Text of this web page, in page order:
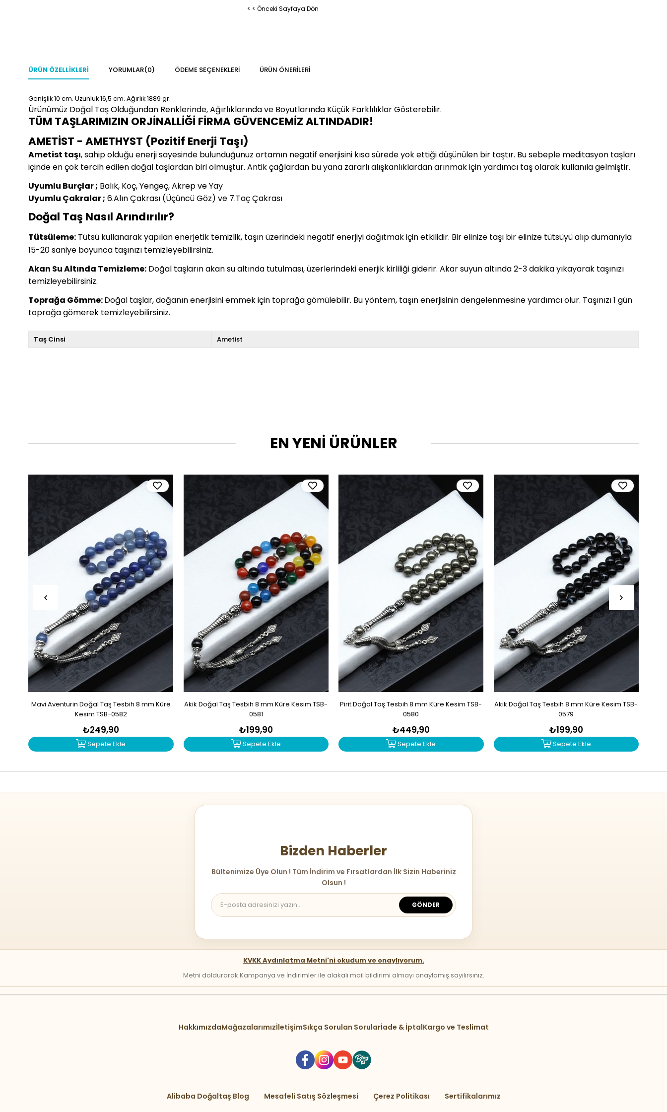
< < Önceki Sayfaya Dön
ÜRÜN ÖZELLIKLERI YORUMLAR(0) ÖDEME SEÇENEKLERI ÜRÜN ÖNERILERI
Genişlik 10 cm. Uzunluk 16,5 cm. Ağırlık 1889 gr.
Ürünümüz Doğal Taş Olduğundan Renklerinde, Ağırlıklarında ve Boyutlarında Küçük Farklılıklar Gösterebilir.
TÜM TAŞLARIMIZIN ORJİNALLİĞİ FİRMA GÜVENCEMİZ ALTINDADIR!
AMETİST - AMETHYST (Pozitif Enerji Taşı)
Ametist taşı, sahip olduğu enerji sayesinde bulunduğunuz ortamın negatif enerjisini kısa sürede yok ettiği düşünülen bir taştır. Bu sebeple meditasyon taşları
içinde en çok tercih edilen doğal taşlardan biri olmuştur. Antik çağlardan bu yana zararlı alışkanlıklardan arınmak için yardımcı taş olarak kullanıla gelmiştir.
Uyumlu Burçlar ; Balık, Koç, Yengeç, Akrep ve Yay
Uyumlu Çakralar ; 6.Alın Çakrası (Üçüncü Göz) ve 7.Taç Çakrası
Doğal Taş Nasıl Arındırılır?
Tütsüleme: Tütsü kullanarak yapılan enerjetik temizlik, taşın üzerindeki negatif enerjiyi dağıtmak için etkilidir. Bir elinize taşı bir elinize tütsüyü alıp dumanıyla
15-20 saniye boyunca taşınızı temizleyebilirsiniz.
Akan Su Altında Temizleme: Doğal taşların akan su altında tutulması, üzerlerindeki enerjik kirliliği giderir. Akar suyun altında 2-3 dakika yıkayarak taşınızı
temizleyebilirsiniz.
Toprağa Gömme:Doğal taşlar, doğanın enerjisini emmek için toprağa gömülebilir. Bu yöntem, taşın enerjisinin dengelenmesine yardımcı olur. Taşınızı 1 gün
toprağa gömerek temizleyebilirsiniz.
Taş Cinsi Ametist
EN YENİ ÜRÜNLER
Mavi Aventurin Doğal Taş Tesbih 8 mm Küre
Kesim TSB-0582
₺249,90
Sepete Ekle
Akik Doğal Taş Tesbih 8 mm Küre Kesim TSB-
0581
₺199,90
Sepete Ekle
Pirit Doğal Taş Tesbih 8 mm Küre Kesim TSB-
0580
₺449,90
Sepete Ekle
Akik Doğal Taş Tesbih 8 mm Küre Kesim TSB-
0579
₺199,90
Sepete Ekle
Bizden Haberler
Bültenimize Üye Olun ! Tüm İndirim ve Fırsatlardan İlk Sizin Haberiniz
Olsun !
GÖNDER
KVKK Aydınlatma Metni'ni okudum ve onaylıyorum.
Metni doldurarak Kampanya ve İndirimler ile alakalı mail bildirimi almayı onaylamış sayılırsınız.
HakkımızdaMağazalarımızİletişimSıkça Sorulan Sorularİade & İptalKargo ve Teslimat
Alibaba Doğaltaş Blog Mesafeli Satış Sözleşmesi Çerez Politikası Sertifikalarımız